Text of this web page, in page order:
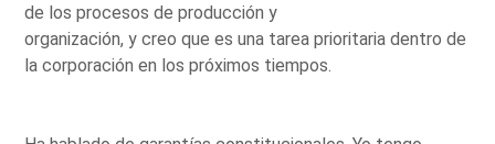
de los procesos de producción y
organización, y creo que es una tarea prioritaria dentro de
la corporación en los próximos tiempos.